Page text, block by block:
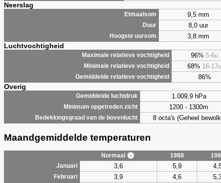
Neerslag
Etmaalsom 9,5 mm
Duur 8,0 uur
Hoogste uursom 3,8 mm
Luchtvochtigheid
Maximale relatieve vochtigheid 96% 5-6u
Minimale relatieve vochtigheid 68% 16-17u
Gemiddelde relatieve vochtigheid 86%
Overig
Gemiddelde luchtdruk 1.009,9 hPa
Minimum opgetreden zicht 1200 - 1300m
Bedekkingsgraad van de bovenlucht 8 octa's (Geheel
Maandgemiddelde temperaturen
Normaal 1988
Januari
3,6 5,9
Februari 3,9 4,6